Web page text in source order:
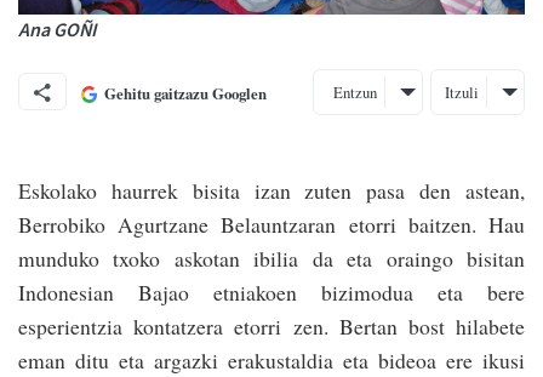
Ana GOÑI
Gehitu gaitzazu Googlen Entzun Itzuli
Eskolako haurrek bisita izan zuten pasa den astean,
Berrobiko Agurtzane Belauntzaran etorri baitzen. Hau
munduko txoko askotan ibilia da eta oraingo bisitan
Indonesian Bajao etniakoen bizimodua eta bere
esperientzia kontatzera etorri zen. Bertan bost hilabete
eman ditu eta argazki erakustaldia eta bideoa ere ikusi